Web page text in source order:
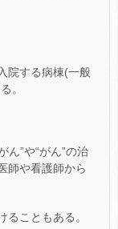
院する病棟(一般
。
ん”や“がん”の治
師や看護師から
こともある。